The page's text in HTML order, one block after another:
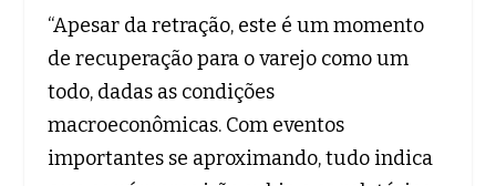
“Apesar da retração, este é um momento
de recuperação para o varejo como um
todo, dadas as condições
macroeconômicas. Com eventos
importantes se aproximando, tudo indica